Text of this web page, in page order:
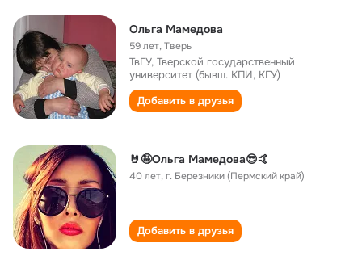
Ольга Мамедова
59 лет,Тверь
ТвГУ, Тверской государственный
университет (бывш. КПИ, КГУ)
Добавить в друзья
🤘🤪Ольга Мамедова😎🤙
40 лет,г. Березники (Пермский край)
Добавить в друзья